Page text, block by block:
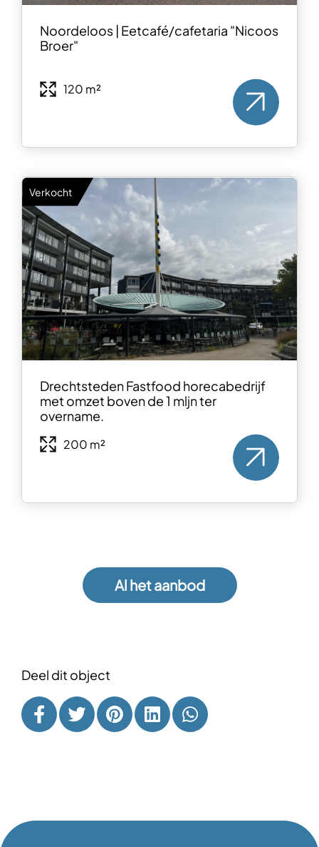
Noordeloos | Eetcafé/cafetaria "Nicoos
Broer"
120 m²
Verkocht
Drechtsteden Fastfood horecabedrijf
met omzet boven de 1 mljn ter
overname.
200 m²
Al het aanbod
Deel dit object